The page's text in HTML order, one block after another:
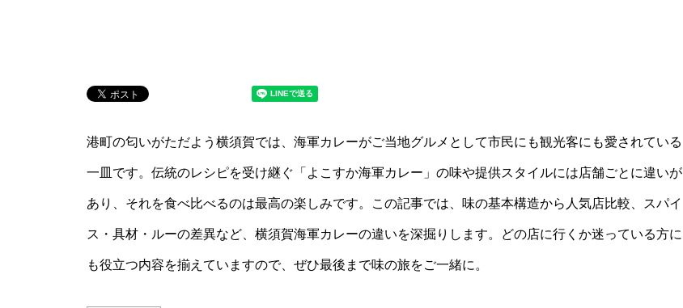
港町の匂いがただよう横須賀では、海軍カレーがご当地グルメとして市民にも観光客にも愛されている
一皿です。伝統のレシピを受け継ぐ「よこすか海軍カレー」の味や提供スタイルには店舗ごとに違いが
あり、それを食べ比べるのは最高の楽しみです。この記事では、味の基本構造から人気店比較、スパイ
ス・具材・ルーの差異など、横須賀海軍カレーの違いを深掘りします。どの店に行くか迷っている方に
も役立つ内容を揃えていますので、ぜひ最後まで味の旅をご一緒に。